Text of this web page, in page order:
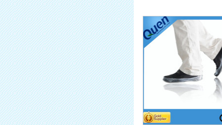
Sala De Lavado